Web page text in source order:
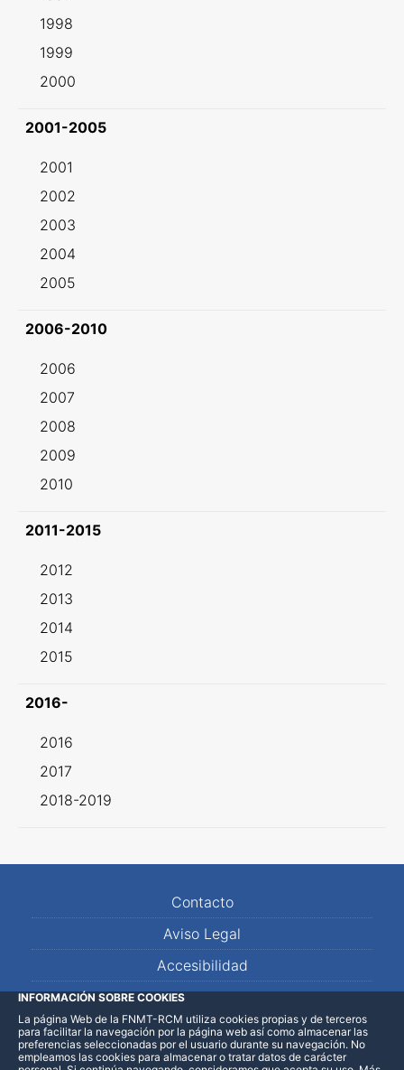
1998
1999
2000
2001-2005
2001
2002
2003
2004
2005
2006-2010
2006
2007
2008
2009
2010
2011-2015
2012
2013
2014
2015
2016-
2016
2017
2018-2019
Contacto
Aviso Legal
Accesibilidad
Mapa Web
INFORMACIÓN SOBRE COOKIES
La página Web de la FNMT-RCM utiliza cookies propias y de terceros
para facilitar la navegación por la página web así como almacenar las
preferencias seleccionadas por el usuario durante su navegación. No
empleamos las cookies para almacenar o tratar datos de carácter